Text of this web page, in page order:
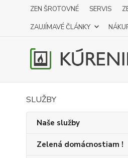
ZEN ŠROTOVNÉ SERVIS
ZAUJÍMAVÉ ČLÁNKY
SLUŽBY
Naše služby
Zelená domácnostiam !